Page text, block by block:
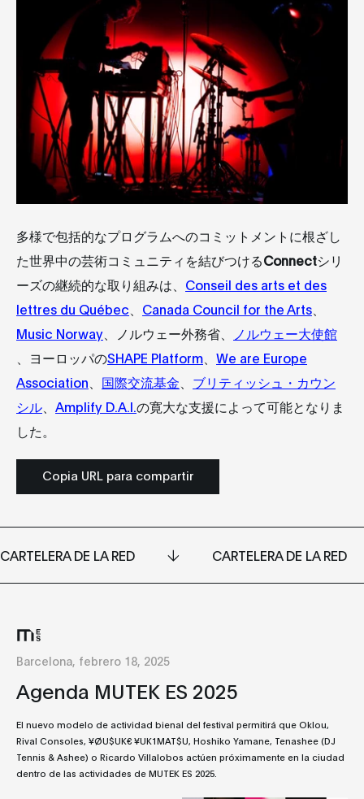
多様で包括的なプログラムへのコミットメントに根ざし
た世界中の芸術コミュニティを結びつけるConnectシリ
ーズの継続的な取り組みは、 Conseil des arts et des
lettres du Québec
Canada Council for the Arts
Music Norway 、ノルウェー外務省、
ノルウェー大使館
、ヨーロッパのSHAPE Platform
We are Europe
Association
国際交流基金
ブリティッシュ・カウン
シル
Amplify D.A.I. の寛大な支援によって可能となりま
した。
Copia URL para compartir
CARTELERA DE LA RED CARTELERA DE LA RED
Barcelona, febrero 18, 2025
Agenda MUTEK ES 2025
El nuevo modelo de actividad bienal del festival permitirá que Oklou,
Rival Consoles, ¥ØU$UK€ ¥UK1MAT$U, Hoshiko Yamane, Tenashee (DJ
Tennis & Ashee) o Ricardo Villalobos actúen próximamente en la ciudad
dentro de las actividades de MUTEK ES 2025.